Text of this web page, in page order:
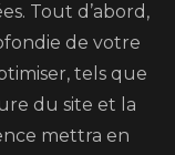
Tout d’abord,
de votre
tels que
du site et la
mettra en